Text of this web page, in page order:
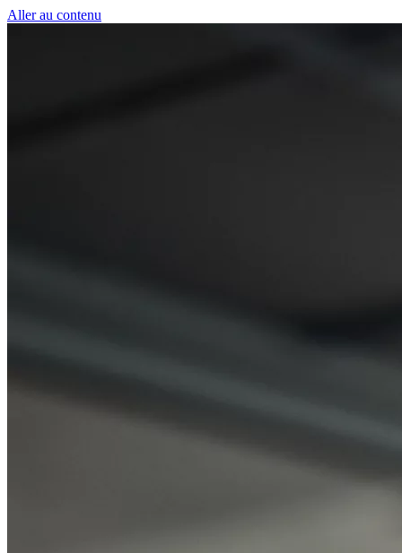
Aller au contenu
Panneau de gestion des cookies